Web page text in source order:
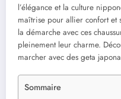
l’élégance et la culture
maîtrise pour allier confort et
la démarche avec ces
pleinement leur charme.
marcher avec des geta
Sommaire